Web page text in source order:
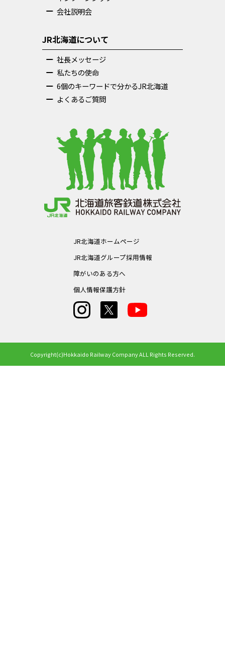
会社説明会
JR北海道について
社長メッセージ
私たちの使命
6個のキーワードで分かるJR北海道
よくあるご質問
JR北海道ホームページ
JR北海道グループ採用情報
障がいのある方へ
個人情報保護方針
Copyright(c)Hokkaido Railway Company ALL Rights Reserved.